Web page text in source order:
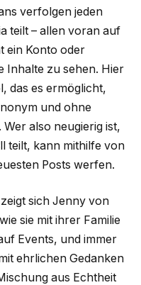
verfolgen jeden
teilt – allen voran auf
ein Konto oder
Inhalte zu sehen. Hier
das es ermöglicht,
und ohne
also neugierig ist,
teilt, kann mithilfe von
Posts werfen.
sich Jenny von
sie mit ihrer Familie
Events, und immer
ehrlichen Gedanken
aus Echtheit